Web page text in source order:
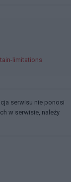
limitations
serwisu nie ponosi
w serwisie, należy